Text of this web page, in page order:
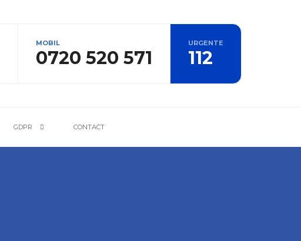
MOBIL
0720 520 571
URGENTE
112
GDPR CONTACT